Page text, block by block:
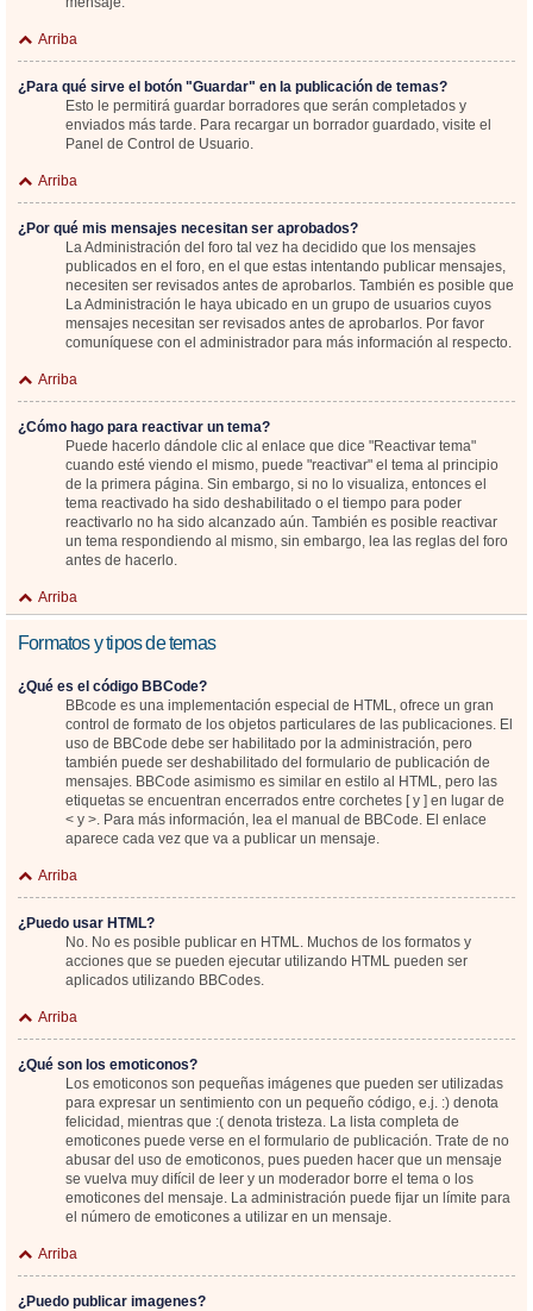
Arriba
¿Para qué sirve el botón "Guardar" en la publicación de temas?
Esto le permitirá guardar borradores que serán completados y
enviados más tarde. Para recargar un borrador guardado, visite el
Panel de Control de Usuario.
Arriba
¿Por qué mis mensajes necesitan ser aprobados?
La Administración del foro tal vez ha decidido que los mensajes
publicados en el foro, en el que estas intentando publicar mensajes,
necesiten ser revisados antes de aprobarlos. También es posible que
La Administración le haya ubicado en un grupo de usuarios cuyos
mensajes necesitan ser revisados antes de aprobarlos. Por favor
comuníquese con el administrador para más información al respecto.
Arriba
¿Cómo hago para reactivar un tema?
Puede hacerlo dándole clic al enlace que dice "Reactivar tema"
cuando esté viendo el mismo, puede "reactivar" el tema al principio
de la primera página. Sin embargo, si no lo visualiza, entonces el
tema reactivado ha sido deshabilitado o el tiempo para poder
reactivarlo no ha sido alcanzado aún. También es posible reactivar
un tema respondiendo al mismo, sin embargo, lea las reglas del foro
antes de hacerlo.
Arriba
Formatos y tipos de temas
¿Qué es el código BBCode?
BBcode es una implementación especial de HTML, ofrece un gran
control de formato de los objetos particulares de las publicaciones. El
uso de BBCode debe ser habilitado por la administración, pero
también puede ser deshabilitado del formulario de publicación de
mensajes. BBCode asimismo es similar en estilo al HTML, pero las
etiquetas se encuentran encerrados entre corchetes [ y ] en lugar de
< y >. Para más información, lea el manual de BBCode. El enlace
aparece cada vez que va a publicar un mensaje.
Arriba
¿Puedo usar HTML?
No. No es posible publicar en HTML. Muchos de los formatos y
acciones que se pueden ejecutar utilizando HTML pueden ser
aplicados utilizando BBCodes.
Arriba
¿Qué son los emoticonos?
Los emoticonos son pequeñas imágenes que pueden ser utilizadas
para expresar un sentimiento con un pequeño código, e.j. :) denota
felicidad, mientras que :( denota tristeza. La lista completa de
emoticones puede verse en el formulario de publicación. Trate de no
abusar del uso de emoticonos, pues pueden hacer que un mensaje
se vuelva muy difícil de leer y un moderador borre el tema o los
emoticones del mensaje. La administración puede fijar un límite para
el número de emoticones a utilizar en un mensaje.
Arriba
¿Puedo publicar imagenes?